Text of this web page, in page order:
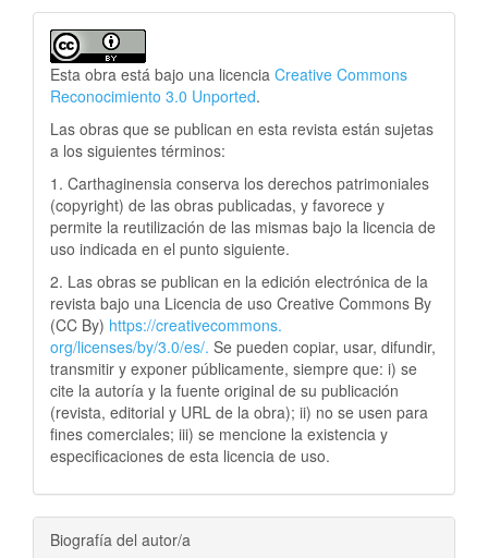
Esta obra está bajo una licencia Creative Commons
Reconocimiento 3.0 Unported.
Las obras que se publican en esta revista están sujetas
a los siguientes términos:
1. Carthaginensia conserva los derechos patrimoniales
(copyright) de las obras publicadas, y favorece y
permite la reutilización de las mismas bajo la licencia de
uso indicada en el punto siguiente.
2. Las obras se publican en la edición electrónica de la
revista bajo una Licencia de uso Creative Commons By
(CC By) https://creativecommons.
org/licenses/by/3.0/es/. Se pueden copiar, usar, difundir,
transmitir y exponer públicamente, siempre que: i) se
cite la autoría y la fuente original de su publicación
(revista, editorial y URL de la obra); ii) no se usen para
fines comerciales; iii) se mencione la existencia y
especificaciones de esta licencia de uso.
Biografía del autor/a